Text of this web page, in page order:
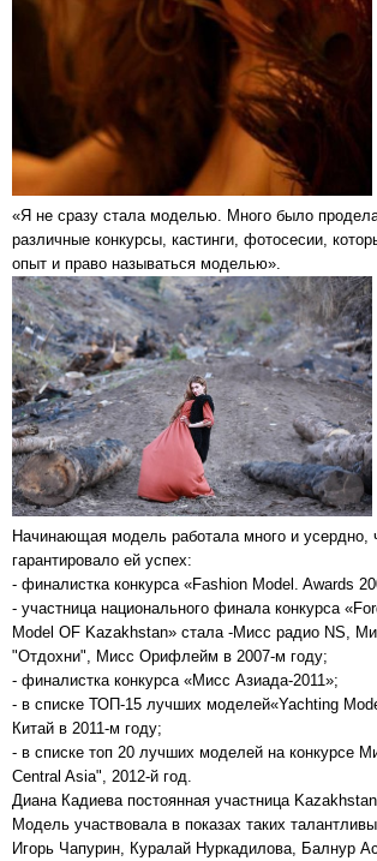
«Я не сразу стала моделью. Много было
различные конкурсы, кастинги, фотосесии,
опыт и право называться моделью».
Начинающая модель работала много и усердно,
гарантировало ей успех:
- финалистка конкурса «Fashion Model. Awards
- участница национального финала конкурса
Model OF Kazakhstan» стала -Мисс радио NS,
"Отдохни", Мисс Орифлейм в 2007-м году;
- финалистка конкурса «Мисс Азиада-2011»;
- в списке ТОП-15 лучших моделей«Yachting
Китай в 2011-м году;
- в списке топ 20 лучших моделей на конкурсе
Central Asia", 2012-й год.
Диана Кадиева постоянная участница
Модель участвовала в показах таких
Игорь Чапурин, Куралай Нуркадилова, Балнур